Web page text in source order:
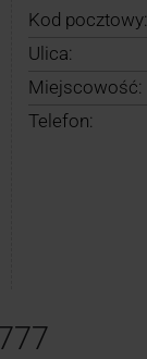
Kod pocztowy:
Ulica:
Miejscowość:
Telefon: